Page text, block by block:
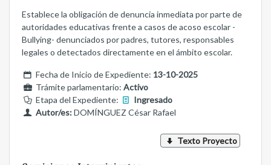
Establece la obligación de denuncia inmediata por parte de
autoridades educativas frente a casos de acoso escolar -
Bullying- denunciados por padres, tutores, responsables
legales o detectados directamente en el ámbito escolar.
Fecha de Inicio de Expediente: 13-10-2025
Trámite parlamentario: Activo
Etapa del Expediente:
Ingresado
Autor/es:DOMÍNGUEZ César Rafael
Texto Proyecto